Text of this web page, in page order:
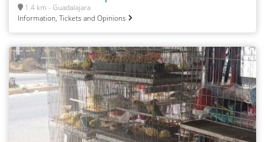
1.4 km - Guadalajara
Information, Tickets and Opinions